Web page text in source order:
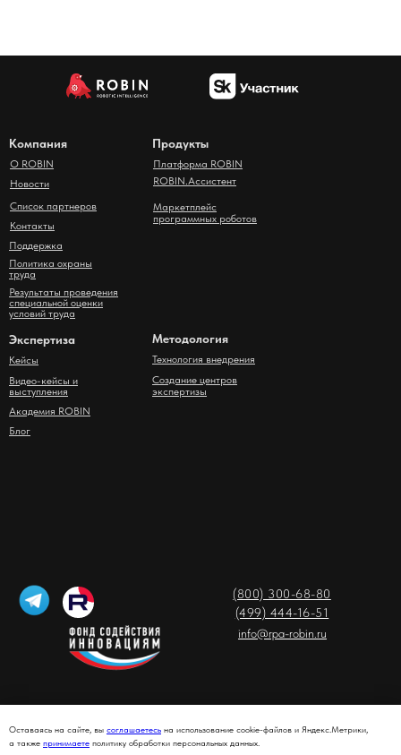
Оставаясь на сайте, вы соглашаетесь на использование cookie-файлов и Яндекс.Метрики,
а также принимаете политику обработки персональных данных.
(800) 300-68-80
(499) 444-16-51
info@rpa-robin.ru
© ROBIN, 2026
Компания
О ROBIN
Новости
Контакты
Список партнеров
Экспертиза
Кейсы
Видео-кейсы и
выступления
Блог
Академия ROBIN
Методология
Создание центров
экспертизы
Технология внедрения
Продукты
Платформа ROBIN
Поддержка
Маркетплейс
программных роботов
Политика охраны
труда
Результаты проведения
специальной оценки
условий труда
ROBIN.Ассистент